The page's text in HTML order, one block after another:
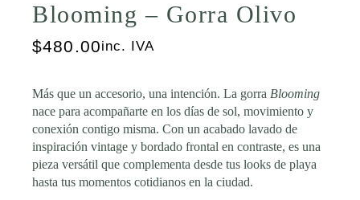
Blooming – Gorra Olivo
$480.00inc. IVA
Más que un accesorio, una intención. La gorra Blooming
nace para acompañarte en los días de sol, movimiento y
conexión contigo misma. Con un acabado lavado de
inspiración vintage y bordado frontal en contraste, es una
pieza versátil que complementa desde tus looks de playa
hasta tus momentos cotidianos en la ciudad.